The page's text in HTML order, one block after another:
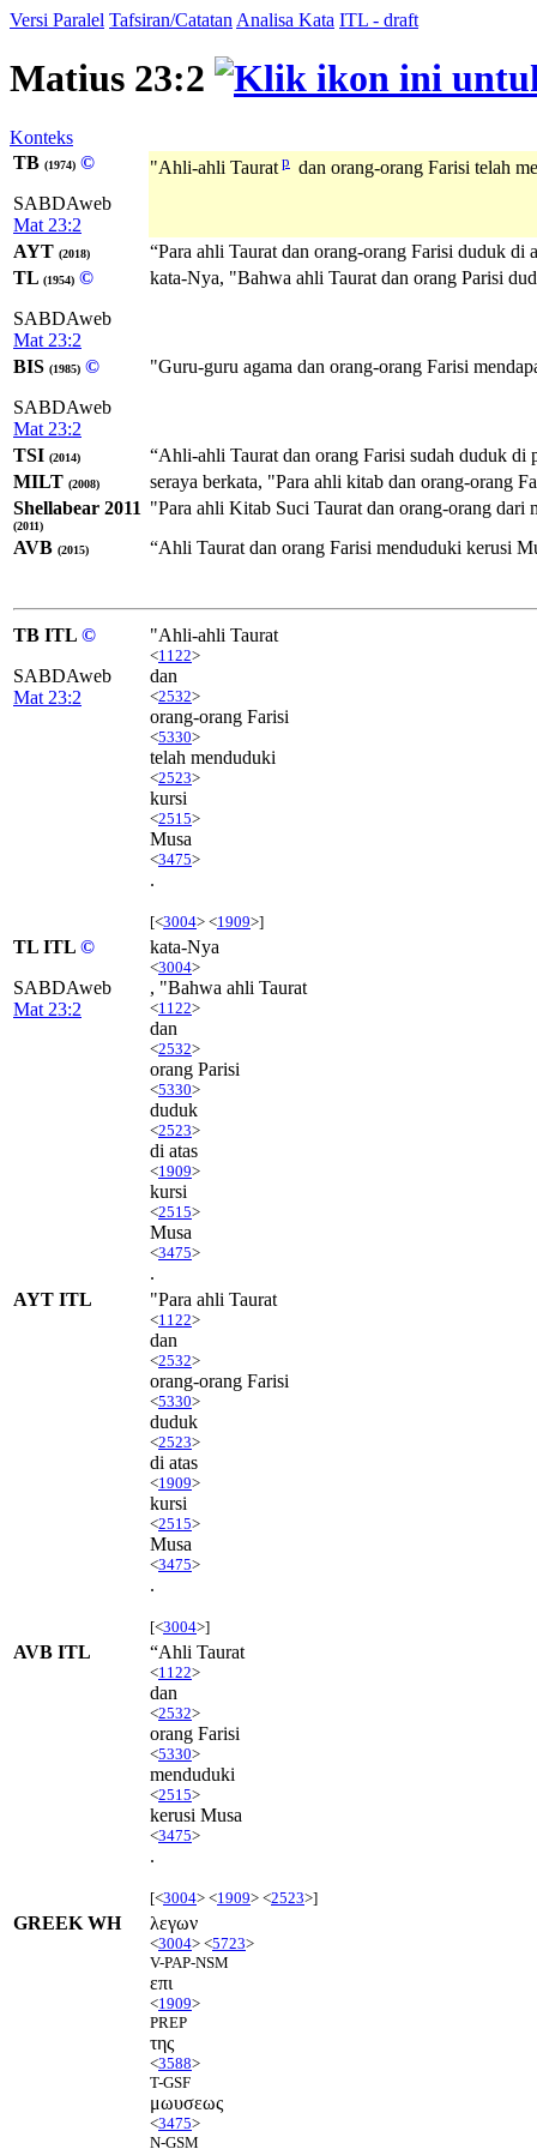
Versi Paralel Tafsiran/Catatan Analisa Kata ITL - draft
Matius 23:2
Konteks
TB (1974) ©
SABDAweb
Mat 23:2
"Ahli-ahli Taurat p dan orang-orang Farisi telah
AYT (2018)
“Para ahli Taurat dan orang-orang Farisi duduk di
TL (1954) ©
SABDAweb
Mat 23:2
kata-Nya, "Bahwa ahli Taurat dan orang Parisi
BIS (1985) ©
SABDAweb
Mat 23:2
"Guru-guru agama dan orang-orang Farisi
TSI (2014)
“Ahli-ahli Taurat dan orang Farisi sudah duduk di
MILT (2008)
seraya berkata, "Para ahli kitab dan orang-orang
Shellabear 2011
(2011)
"Para ahli Kitab Suci Taurat dan orang-orang dari
AVB (2015) “Ahli Taurat dan orang Farisi menduduki kerusi
TB ITL ©
SABDAweb
Mat 23:2
"Ahli-ahli Taurat
<1122>
dan
<2532>
orang-orang Farisi
<5330>
telah menduduki
<2523>
kursi
<2515>
Musa
<3475>
.
[<3004> <1909>]
TL ITL ©
SABDAweb
Mat 23:2
kata-Nya
<3004>
, "Bahwa ahli Taurat
<1122>
dan
<2532>
orang Parisi
<5330>
duduk
<2523>
di atas
<1909>
kursi
<2515>
Musa
<3475>
.
AYT ITL
"Para ahli Taurat
<1122>
dan
<2532>
orang-orang Farisi
<5330>
duduk
<2523>
di atas
<1909>
kursi
<2515>
Musa
<3475>
.
[<3004>]
AVB ITL “Ahli Taurat
<1122>
dan
<2532>
orang Farisi
<5330>
menduduki
<2515>
kerusi Musa
<3475>
.
[<3004> <1909> <2523>]
GREEK WH λεγων
<3004> <5723>
V-PAP-NSM
επι
<1909>
PREP
της
<3588>
T-GSF
μωυσεως
<3475>
N-GSM